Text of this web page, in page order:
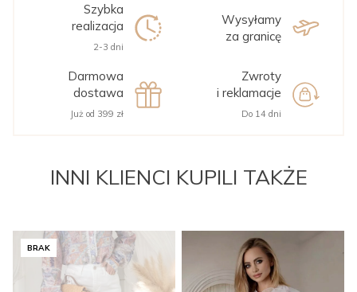
Szybka
realizacja
2-3 dni
Wysyłamy
za granicę
Darmowa
dostawa
Już od 399 zł
Zwroty
i reklamacje
Do 14 dni
INNI KLIENCI KUPILI TAKŻE
BRAK